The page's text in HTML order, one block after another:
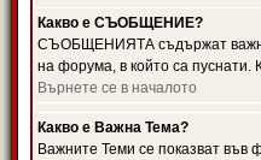
Какво е СЪОБЩЕНИЕ?
СЪОБЩЕНИЯТА съдържат важна
на форума, в който са
Върнете се в началото
Какво е Важна Тема?
Важните Теми се показват